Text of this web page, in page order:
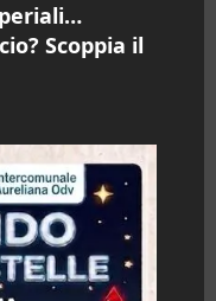
Scoppia il